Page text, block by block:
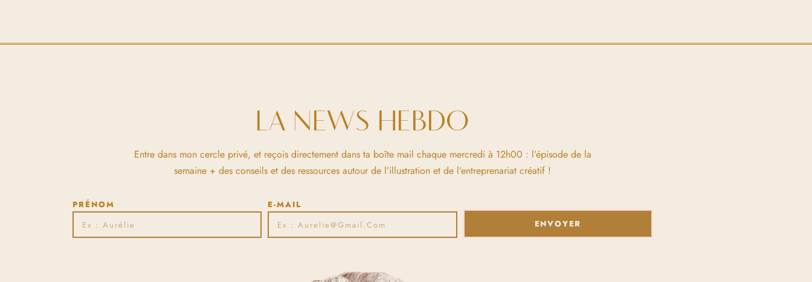
LA NEWS HEBDO
Entre dans mon cercle privé, et reçois directement dans ta boîte mail chaque mercredi à 12h00 : l’épisode de la
semaine + des conseils et des ressources autour de l’illustration et de l’entreprenariat créatif !
PRÉNOM
E-MAIL
ENVOYER